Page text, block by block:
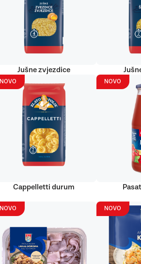
Jušne zvjezdice
NOVO
Cappelletti durum
NOVO
NOVO NOVO